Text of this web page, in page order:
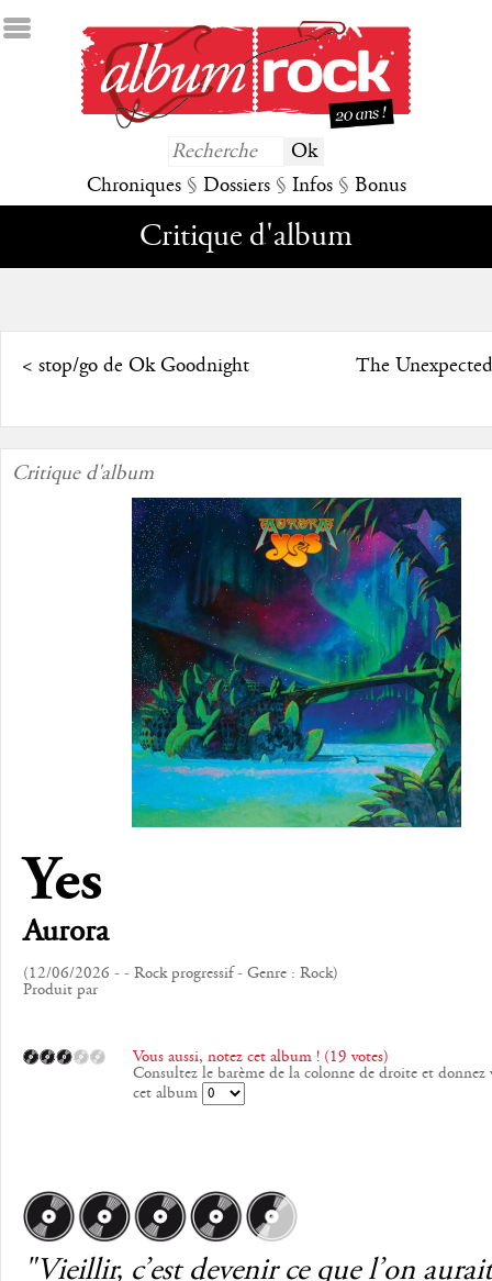
Chroniques § Dossiers § Infos § Bonus
Critique d'album
< stop/go de Ok Goodnight The
Critique d'album
Yes
Aurora
(12/06/2026 - - Rock progressif - Genre : Rock)
Produit par
Vous aussi, notez cet album ! (19 votes)
Consultez le barème de la colonne de droite et donnez
cet album
"Vieillir, c’est devenir ce que l’on